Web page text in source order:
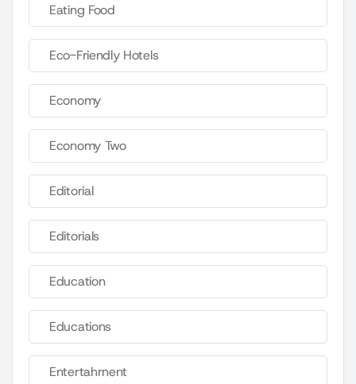
Eating Food
Eco-Friendly Hotels
Economy
Economy Two
Editorial
Editorials
Education
Educations
Entertahrnent